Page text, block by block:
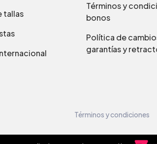
tallas
Términos y
bonos
Política de
garantías y
Términos y condiciones